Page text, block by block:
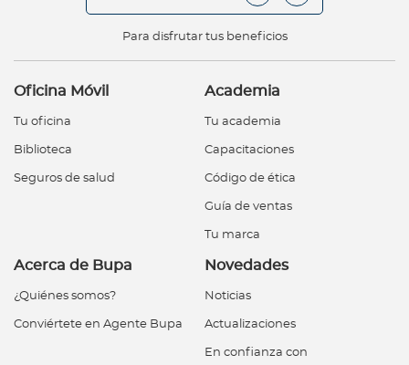
Para disfrutar tus beneficios
Oficina Móvil
Tu oficina
Biblioteca
Seguros de salud
Academia
Tu academia
Capacitaciones
Código de ética
Guía de ventas
Tu marca
Acerca de Bupa
¿Quiénes somos?
Conviértete en Agente Bupa
Novedades
Noticias
Actualizaciones
En confianza con